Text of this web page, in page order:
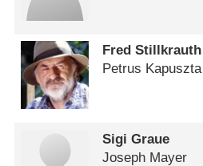
Fred Stillkrauth
Petrus Kapuszta
Sigi Graue
Joseph Mayer